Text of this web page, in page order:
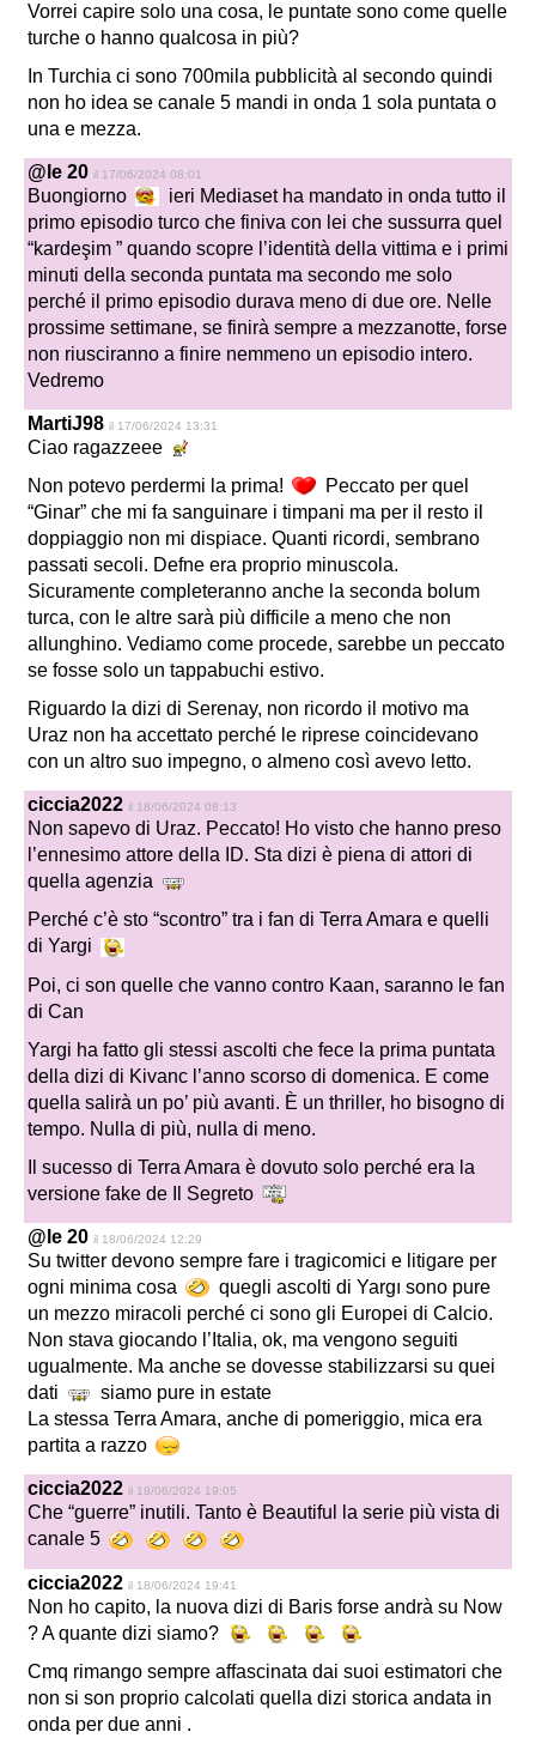
Vorrei capire solo una cosa, le puntate sono come quelle
turche o hanno qualcosa in più?
In Turchia ci sono 700mila pubblicità al secondo quindi
non ho idea se canale 5 mandi in onda 1 sola puntata o
una e mezza.
@le 20 il 17/06/2024 08:01
Buongiorno
ieri Mediaset ha mandato in onda tutto il
primo episodio turco che finiva con lei che sussurra quel
“kardeşim ” quando scopre l’identità della vittima e i primi
minuti della seconda puntata ma secondo me solo
perché il primo episodio durava meno di due ore. Nelle
prossime settimane, se finirà sempre a mezzanotte, forse
non riusciranno a finire nemmeno un episodio intero.
Vedremo
MartiJ98 il 17/06/2024 13:31
Ciao ragazzeee
Non potevo perdermi la prima!
Peccato per quel
“Ginar” che mi fa sanguinare i timpani ma per il resto il
doppiaggio non mi dispiace. Quanti ricordi, sembrano
passati secoli. Defne era proprio minuscola.
Sicuramente completeranno anche la seconda bolum
turca, con le altre sarà più difficile a meno che non
allunghino. Vediamo come procede, sarebbe un peccato
se fosse solo un tappabuchi estivo.
Riguardo la dizi di Serenay, non ricordo il motivo ma
Uraz non ha accettato perché le riprese coincidevano
con un altro suo impegno, o almeno così avevo letto.
ciccia2022 il 18/06/2024 08:13
Non sapevo di Uraz. Peccato! Ho visto che hanno preso
l’ennesimo attore della ID. Sta dizi è piena di attori di
quella agenzia
Perché c’è sto “scontro” tra i fan di Terra Amara e quelli
di Yargi
Poi, ci son quelle che vanno contro Kaan, saranno le fan
di Can
Yargi ha fatto gli stessi ascolti che fece la prima puntata
della dizi di Kivanc l’anno scorso di domenica. E come
quella salirà un po’ più avanti. È un thriller, ho bisogno di
tempo. Nulla di più, nulla di meno.
Il sucesso di Terra Amara è dovuto solo perché era la
versione fake de Il Segreto
@le 20 il 18/06/2024 12:29
Su twitter devono sempre fare i tragicomici e litigare per
ogni minima cosa
quegli ascolti di Yargı sono pure
un mezzo miracoli perché ci sono gli Europei di Calcio.
Non stava giocando l’Italia, ok, ma vengono seguiti
ugualmente. Ma anche se dovesse stabilizzarsi su quei
dati
siamo pure in estate
La stessa Terra Amara, anche di pomeriggio, mica era
partita a razzo
ciccia2022 il 18/06/2024 19:05
Che “guerre” inutili. Tanto è Beautiful la serie più vista di
canale 5
ciccia2022 il 18/06/2024 19:41
Non ho capito, la nuova dizi di Baris forse andrà su Now
? A quante dizi siamo?
Cmq rimango sempre affascinata dai suoi estimatori che
non si son proprio calcolati quella dizi storica andata in
onda per due anni .